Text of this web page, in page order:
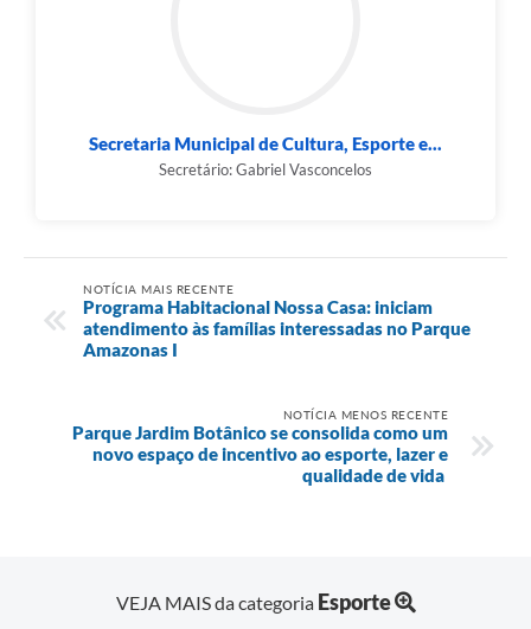
Secretaria Municipal de Cultura, Esporte e...
Secretário: Gabriel Vasconcelos
NOTÍCIA MAIS RECENTE
Programa Habitacional Nossa Casa: iniciam
atendimento às famílias interessadas no Parque
Amazonas I
NOTÍCIA MENOS RECENTE
Parque Jardim Botânico se consolida como um
novo espaço de incentivo ao esporte, lazer e
qualidade de vida
VEJA MAIS da categoria Esporte